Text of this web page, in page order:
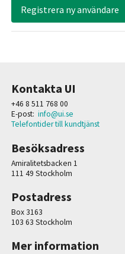
Registrera ny användare
Kontakta UI
+46 8 511 768 00
E-post: info@ui.se
Telefontider till kundtjänst
Besöksadress
Amiralitetsbacken 1
111 49 Stockholm
Postadress
Box 3163
103 63 Stockholm
Mer information